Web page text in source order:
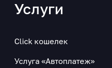
Услуги
Click кошелек
Услуга «Автоплатеж»